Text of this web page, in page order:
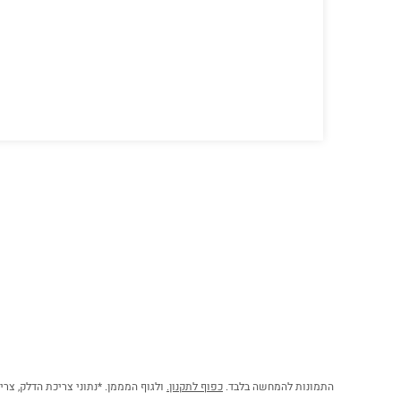
התמונות להמחשה בלבד. כפוף לתקנון. ולגוף המממן. *נתוני צריכת הדלק,